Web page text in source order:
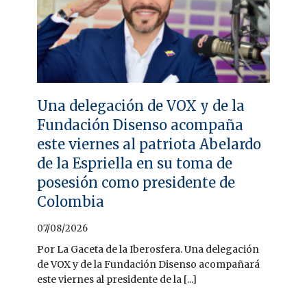
Una delegación de VOX y de la
Fundación Disenso acompaña
este viernes al patriota Abelardo
de la Espriella en su toma de
posesión como presidente de
Colombia
07/08/2026
Por La Gaceta de la Iberosfera. Una delegación
de VOX y de la Fundación Disenso acompañará
este viernes al presidente de la [...]